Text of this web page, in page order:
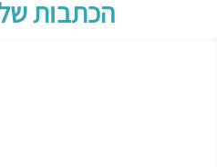
הכתבות